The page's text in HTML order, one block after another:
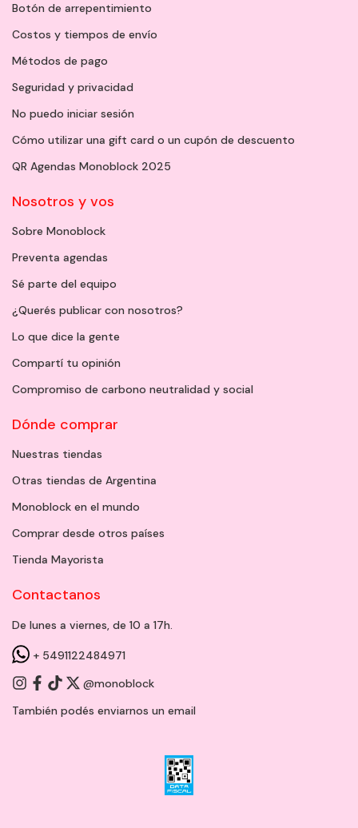
Botón de arrepentimiento
Costos y tiempos de envío
Métodos de pago
Seguridad y privacidad
No puedo iniciar sesión
Cómo utilizar una gift card o un cupón de descuento
QR Agendas Monoblock 2025
Nosotros y vos
Sobre Monoblock
Preventa agendas
Sé parte del equipo
¿Querés publicar con nosotros?
Lo que dice la gente
Compartí tu opinión
Compromiso de carbono neutralidad y social
Dónde comprar
Nuestras tiendas
Otras tiendas de Argentina
Monoblock en el mundo
Comprar desde otros países
Tienda Mayorista
Contactanos
De lunes a viernes, de 10 a 17h.
+ 5491122484971
@monoblock
También podés enviarnos un email